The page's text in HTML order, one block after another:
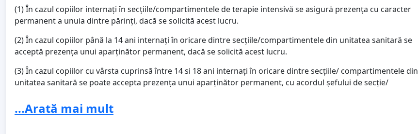
(1) În cazul copiilor internați în secțiile/compartimentele de terapie intensivă se asigură prezența cu caracter
permanent a unuia dintre părinți, dacă se solicită acest lucru.
(2) În cazul copiilor până la 14 ani internați în oricare dintre secțiile/compartimentele din unitatea sanitară se
acceptă prezența unui aparținător permanent, dacă se solicită acest lucru.
(3) În cazul copiilor cu vârsta cuprinsă între 14 si 18 ani internați în oricare dintre secțiile/ compartimentele din
unitatea sanitară se poate accepta prezența unui aparținător permanent, cu acordul șefului de secție/
...Arată mai mult